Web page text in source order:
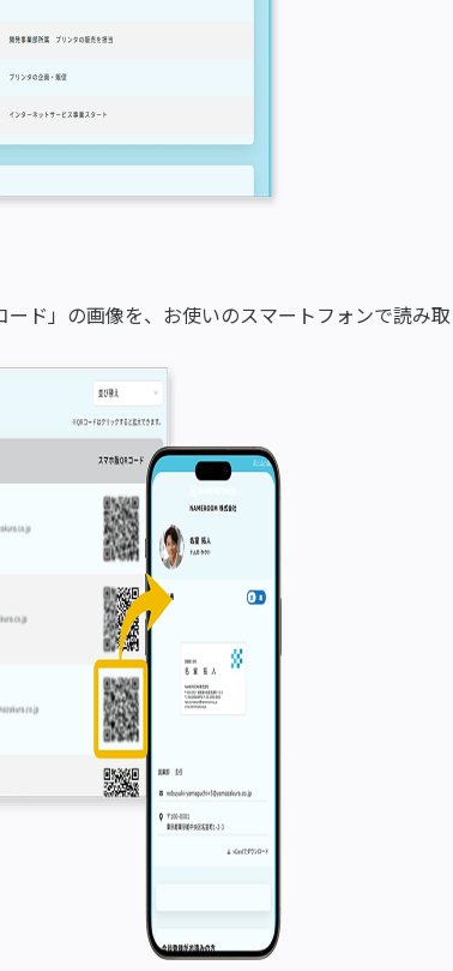
ド」の画像を、お使いのスマートフォンで読み